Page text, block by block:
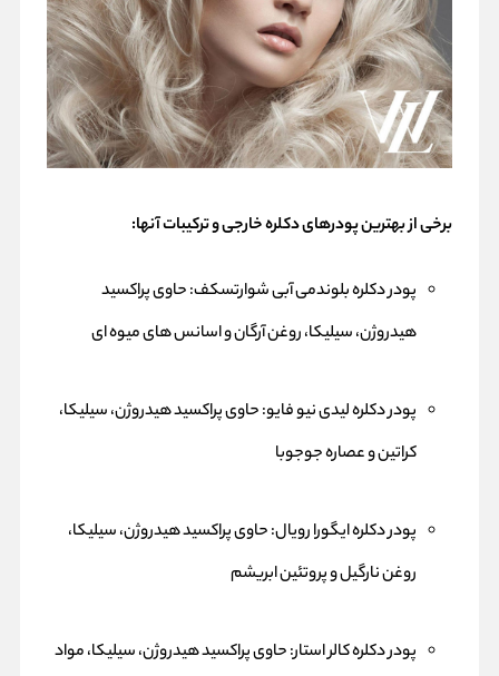
برخی از بهترین پودرهای دکلره خارجی و ترکیبات آنها:
پودر دکلره بلوندمی آبی شوارتسکف: حاوی پراکسید
هیدروژن، سیلیکا، روغن آرگان و اسانس های میوه ای
پودر دکلره لیدی نیو فایو: حاوی پراکسید هیدروژن، سیلیکا،
کراتین و عصاره جوجوبا
پودر دکلره ایگورا رویال: حاوی پراکسید هیدروژن، سیلیکا،
روغن نارگیل و پروتئین ابریشم
پودر دکلره کالر استار: حاوی پراکسید هیدروژن، سیلیکا، مواد